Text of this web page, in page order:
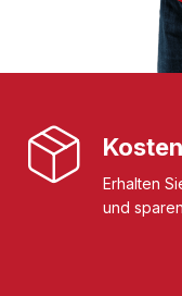
Erhalten
und